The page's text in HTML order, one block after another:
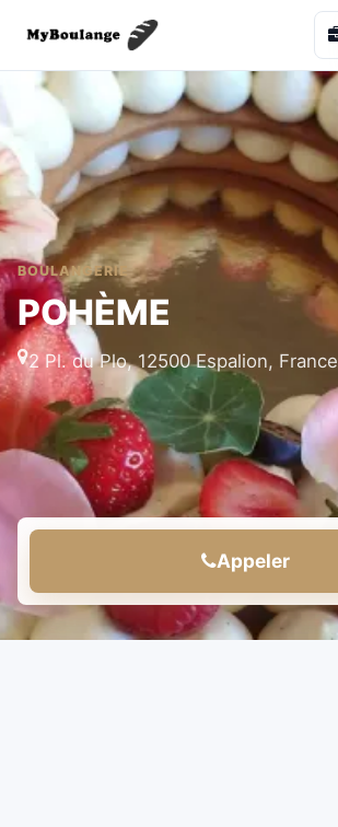
BOULANGERIE
POHÈME
2 Pl. du Plo, 12500 Espalion, France
Appeler